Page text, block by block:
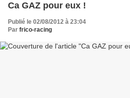
Ca GAZ pour eux !
Publié le 02/08/2012 à 23:04
Par frico-racing